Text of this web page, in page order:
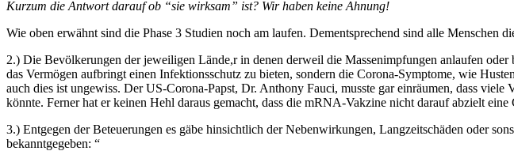
Kurzum die Antwort darauf ob “sie wirksam” ist? Wir haben keine Ahnung!
Wie oben erwähnt sind die Phase 3 Studien noch am laufen. Dementsprechend sind alle Menschen
2.) Die Bevölkerungen der jeweiligen Lände,r in denen derweil die Massenimpfungen anlaufen
das Vermögen aufbringt einen Infektionsschutz zu bieten, sondern die Corona-Symptome, wie
auch dies ist ungewiss. Der US-Corona-Papst, Dr. Anthony Fauci, musste gar einräumen, dass
könnte. Ferner hat er keinen Hehl daraus gemacht, dass die mRNA-Vakzine nicht darauf abzielt
3.) Entgegen der Beteuerungen es gäbe hinsichtlich der Nebenwirkungen, Langzeitschäden oder
bekanntgegeben: “